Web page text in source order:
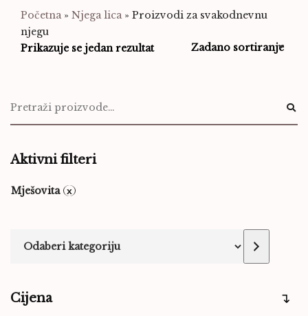
Početna» Njega lica» Proizvodi za svakodnevnu
njegu
Prikazuje se jedan rezultat
Aktivni filteri
Mješovita
Cijena